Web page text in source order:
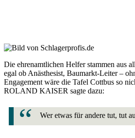
Die ehrenamtlichen Helfer stammen aus
egal ob Anästhesist, Baumarkt-Leiter –
Engagement wäre die Tafel Cottbus so
ROLAND KAISER sagte dazu:
Wer etwas für andere tut, tut